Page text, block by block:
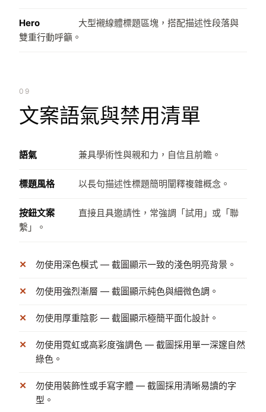
Hero
大型襯線體標題區塊，搭配描述性段落與
雙重行動呼籲。
09
文案語氣與禁用清單
語氣 兼具學術性與親和力，自信且前瞻。
標題風格 以長句描述性標題簡明闡釋複雜概念。
按鈕文案
直接且具邀請性，常強調「試用」或「聯
繫」。
勿使用深色模式 — 截圖顯示一致的淺色明亮背景。
勿使用強烈漸層 — 截圖顯示純色與細微色調。
勿使用厚重陰影 — 截圖顯示極簡平面化設計。
勿使用霓虹或高彩度強調色 — 截圖採用單一深邃自然
綠色。
勿使用裝飾性或手寫字體 — 截圖採用清晰易讀的字
型。